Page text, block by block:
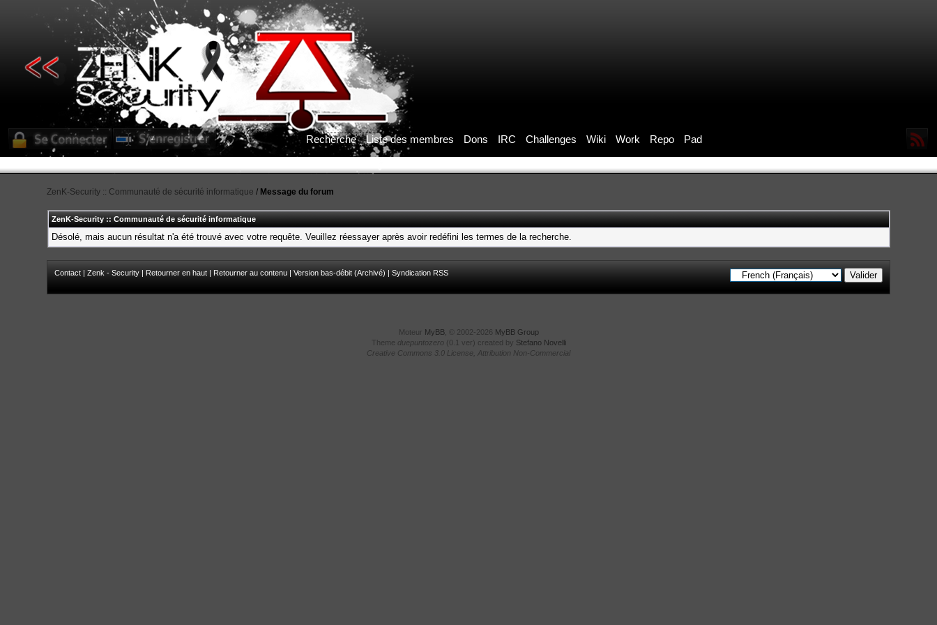
Recherche Liste des membres Dons IRC Challenges Wiki Work Repo Pad
ZenK-Security :: Communauté de sécurité informatique / Message du forum
ZenK-Security :: Communauté de sécurité informatique
Désolé, mais aucun résultat n'a été trouvé avec votre requête. Veuillez réessayer après avoir redéfini les termes de la recherche.
Contact |Zenk - Security | Retourner en haut | Retourner au contenu |Version bas-débit (Archivé) |Syndication RSS
Moteur MyBB, © 2002-2026 MyBB Group
Theme duepuntozero (0.1 ver) created by Stefano Novelli
Creative Commons 3.0 License, Attribution Non-Commercial